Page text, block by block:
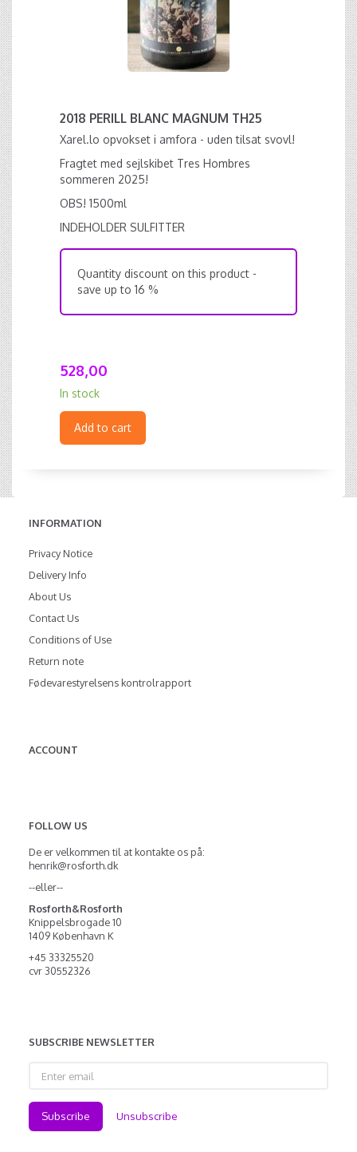
2018 PERILL BLANC MAGNUM TH25
Xarel.lo opvokset i amfora - uden tilsat svovl!
Fragtet med sejlskibet Tres Hombres
sommeren 2025!
OBS! 1500ml
INDEHOLDER SULFITTER
Quantity discount on this product -
save up to 16 %
528,00
In stock
Add to cart
INFORMATION
Privacy Notice
Delivery Info
About Us
Contact Us
Conditions of Use
Return note
Fødevarestyrelsens kontrolrapport
ACCOUNT
FOLLOW US
De er velkommen til at kontakte os på:
henrik@rosforth.dk
--eller--
Rosforth&Rosforth
Knippelsbrogade 10
1409 København K
+45 33325520
cvr 30552326
SUBSCRIBE NEWSLETTER
email
Subscribe Unsubscribe